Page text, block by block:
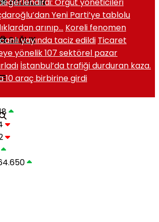
MAGAZIN
SAĞLIK
Yeni Parti’ye tablolu
arınıp… Koreli fenomen
yayında taciz edildi Ticaret
yönelik 107 sektörel pazar
İstanbul’da trafiği durduran kaza.
10 araç birbirine girdi